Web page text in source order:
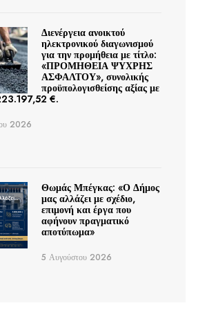
Διενέργεια ανοικτού
ηλεκτρονικού διαγωνισμού
για την προμήθεια με τίτλο:
«ΠΡΟΜΗΘΕΙΑ ΨΥΧΡΗΣ
ΑΣΦΑΛΤΟΥ», συνολικής
προϋπολογισθείσης αξίας με
€.
2026
Θωμάς Μπέγκας: «Ο Δήμος
μας αλλάζει με σχέδιο,
επιμονή και έργα που
αφήνουν πραγματικό
αποτύπωμα»
5 Αυγούστου 2026